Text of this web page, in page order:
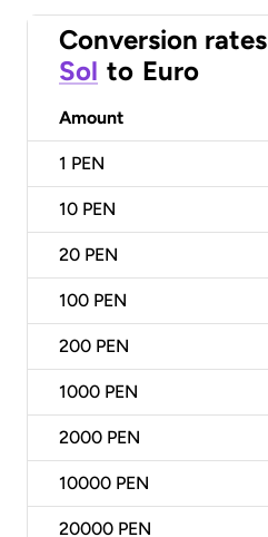
Conversion rates
Sol to Euro
Amount
1 PEN
10 PEN
20 PEN
100 PEN
200 PEN
1000 PEN
2000 PEN
10000 PEN
20000 PEN